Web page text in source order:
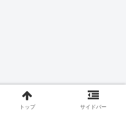
トップ サイドバー